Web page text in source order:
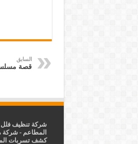
السابق
قصة
شركة تنظيف فلل
المطاعم -شركة
كشف تسربات